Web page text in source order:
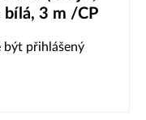
bílá, 3 m /CP
být přihlášený